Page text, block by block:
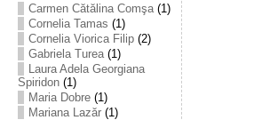
Carmen Cătălina Comşa(1)
Cornelia Tamas (1)
Cornelia Viorica Filip(2)
Gabriela Turea(1)
Laura Adela Georgiana
Spiridon(1)
Maria Dobre(1)
Mariana Lazăr(1)